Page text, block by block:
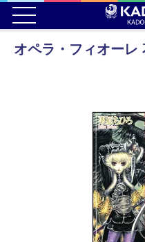
オペラ・フィオーレ